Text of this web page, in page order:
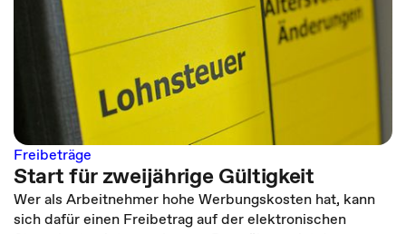
Freibeträge
Start für zweijährige Gültigkeit
Wer als Arbeitnehmer hohe Werbungskosten hat, kann
sich dafür einen Freibetrag auf der elektronischen